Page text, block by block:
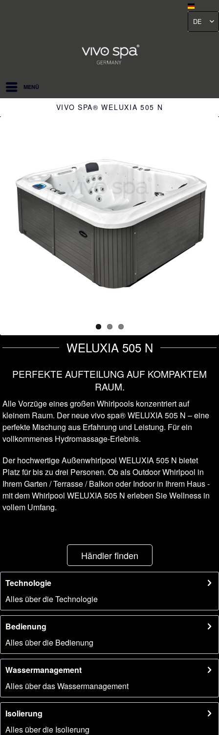
DE
MENÜ
VIVO SPA® WELUXIA 505 N
WELUXIA 505 N
PERFEKTE AUFTEILUNG AUF KOMPAKTEM
RAUM.
Alle Vorzüge eines großen Whirlpools konzentriert auf
kleinem Raum. Der neue vivo spa® WELUXIA 505 N – eine
perfekte Mischung aus Erfahrung und Leistung. Für ein
vollkommenes Hydromassage-Erlebnis.
Der hochwertige Außenwhirlpool WELUXIA 505 N bietet
Platz für bis zu drei Personen. Ob als Outdoor Whirlpool in
Ihrem Garten / Terrasse / Balkon oder Indoor in Ihrem Haus -
mit dem Whirlpool WELUXIA 505 N erleben Sie Wellness in
vollem Umfang.
Händler finden
Technologie
Alles über die Technologie
Bedienung
Alles über die Bedienung
Wassermanagement
Alles über das Wassermanagement
Isolierung
Alles über die Isolierung